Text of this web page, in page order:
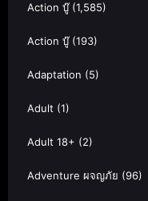
Action บู๊(1,585)
Action บู๊(193)
Adaptation (5)
Adult (1)
Adult 18+ (2)
Adventure ผจญภัย (96)